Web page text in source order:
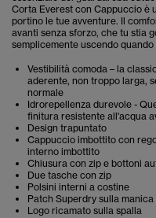
Corta Everest con Cappuccio è
portino le tue avventure. Il
avanti senza sforzo, che tu stia
semplicemente uscendo
Vestibilità comoda – la
aderente, non troppo larga,
normale
Idrorepellenza durevole -
finitura resistente all'acqua
Design trapuntato
Cappuccio imbottito con
interno imbottito
Chiusura con zip e bottoni
Due tasche con zip
Polsini interni a costine
Patch Superdry sulla
Logo ricamato sulla spalla